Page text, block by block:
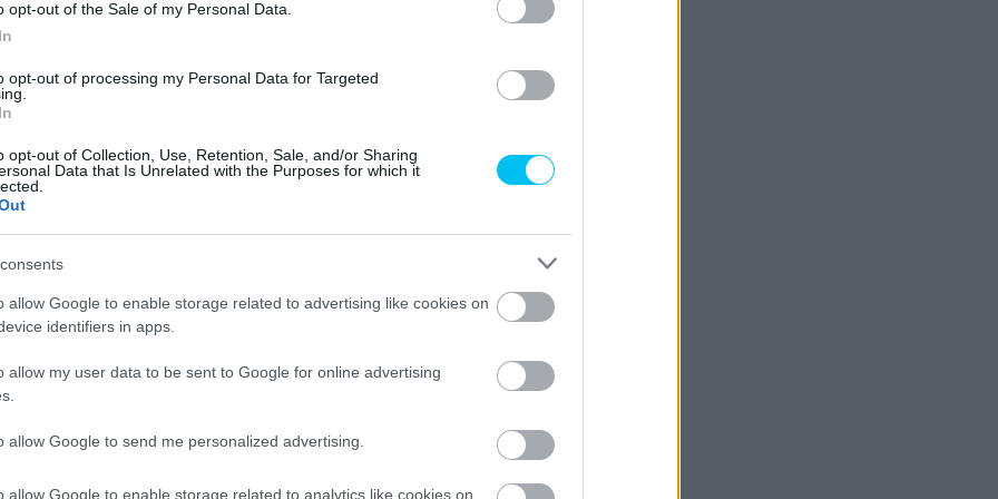
opt-out of the Sale of my Personal Data.
opt-out of processing my Personal Data for Targeted
opt-out of Collection, Use, Retention, Sale, and/or Sharing
Data that Is Unrelated with the Purposes for which it
allow Google to enable storage related to advertising like cookies on
identifiers in apps.
allow my user data to be sent to Google for online advertising
allow Google to send me personalized advertising.
allow Google to enable storage related to analytics like cookies on
Millert a gyári KTM-től szerezték meg.
azt is belengették, hogy egy
hogy a Pramac Yamaha Moto2 Team a
Camp helyét veszi át a sorozatban, és bár
helyett Boscoscuro-vázzal fog versenyezni.
teljes sorcserét hajtanak végre, hiszen
Arbolino és Izan Guevara érkeznek. A
így közismerten baráti viszonyt ápol a gyári
míg leendő csapattársa ismét együtt
aki akkor még az Aspar sportigazgatója volt,
a Moto3-as vb-t. Az új alakulat a február 7-
be.